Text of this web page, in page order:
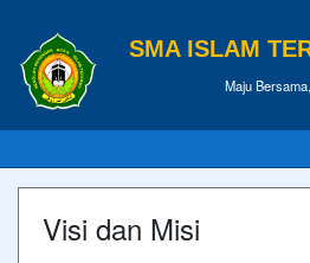
SMA ISLAM
Maju
Visi dan Misi